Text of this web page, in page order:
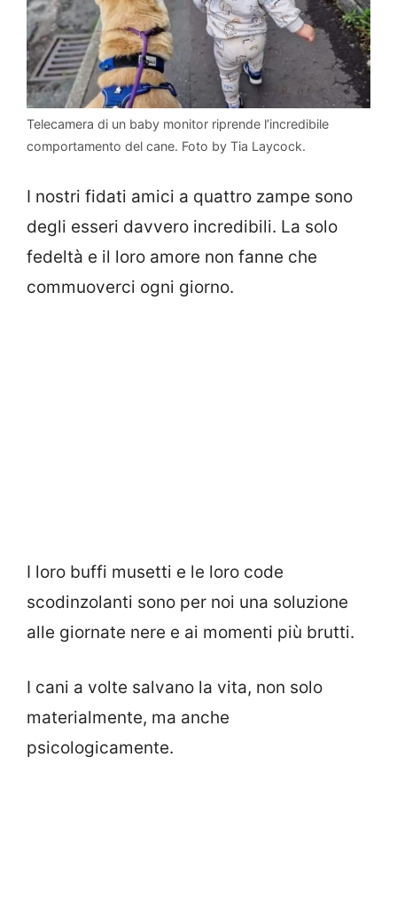
Telecamera di un baby monitor riprende l’incredibile
comportamento del cane. Foto by Tia Laycock.
I nostri fidati amici a quattro zampe sono
degli esseri davvero incredibili. La solo
fedeltà e il loro amore non fanne che
commuoverci ogni giorno.
I loro buffi musetti e le loro code
scodinzolanti sono per noi una soluzione
alle giornate nere e ai momenti più brutti.
I cani a volte salvano la vita, non solo
materialmente, ma anche
psicologicamente.